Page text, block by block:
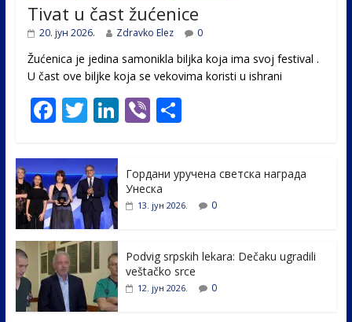
Tivat u čast žućenice
20. јун 2026. Zdravko Elez 0
Žućenica je jedina samonikla biljka koja ima svoj festival .
U čast ovе biljke koja se vekovima koristi u ishrani
F
e
b
o
o
k
T
itt
er
Li
e
dI
Vi S
e
Гордани уручена светска награда
Унеска
13. јун 2026. 0
Podvig srpskih lekara: Dečaku ugradili
veštačko srce
12. јун 2026. 0